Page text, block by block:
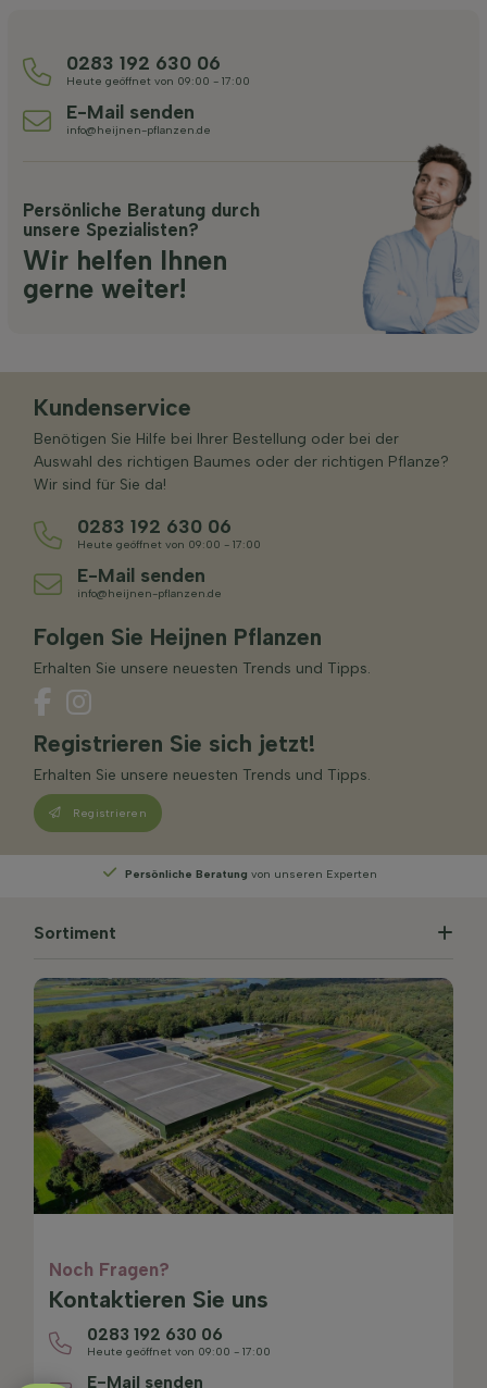
0283 192 630 06
Heute geöffnet von 09:00 - 17:00
E-Mail senden
info@heijnen-pflanzen.de
Persönliche Beratung durch
unsere Spezialisten?
Wir helfen Ihnen
gerne weiter!
Kundenservice
Benötigen Sie Hilfe bei Ihrer Bestellung oder bei der
Auswahl des richtigen Baumes oder der richtigen Pflanze?
Wir sind für Sie da!
0283 192 630 06
Heute geöffnet von 09:00 - 17:00
E-Mail senden
info@heijnen-pflanzen.de
Folgen Sie Heijnen Pflanzen
Erhalten Sie unsere neuesten Trends und Tipps.
Registrieren Sie sich jetzt!
Erhalten Sie unsere neuesten Trends und Tipps.
Registrieren
Persönliche Beratung von unseren Experten
Sortiment
Noch Fragen?
Kontaktieren Sie uns
0283 192 630 06
Heute geöffnet von 09:00 - 17:00
E-Mail senden